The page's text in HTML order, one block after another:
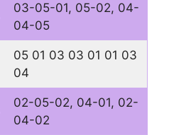
03-05-01, 05-02, 04-
04-05
05 01 03 03 01 01 03
04
02-05-02, 04-01, 02-
04-02